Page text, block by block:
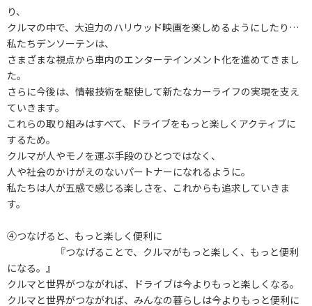
り、
クルマの中で、大迫力のハリウッド映画を楽しめるようにしたり…
私たちデンソーテンは、
さまざまな視点から車内のエンターテインメント化を進めてきまし
た。
さらに今後は、情報技術を駆使して新たなカーライフの実現を支え
ていきます。
これらの取り組みはすべて、ドライブをもっと楽しくアクティブに
するため。
クルマが人やモノを運ぶ手段のひとつではなく、
人や社会のかけがえのないパートナーになれるように。
私たちは人が五感で感じる楽しさを、これからも追求していきま
す。
④つなげると、もっと楽しく便利に
『つなげることで、クルマがもっと楽しく、もっと便利
になる。』
クルマと世界がつながれば、ドライブは今よりもっと楽しくなる。
クルマと世界がつながれば、みんなの暮らしは今よりもっと便利に